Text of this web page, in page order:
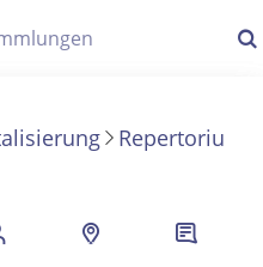
Ihrer letzten Suche, samt
Repertorium